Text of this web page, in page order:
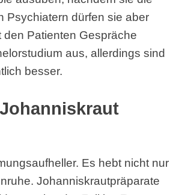
Psychiatern dürfen sie aber
Patienten Gespräche
aus, allerdings sind
besser.
Es hebt nicht nur
Johanniskrautpräparate